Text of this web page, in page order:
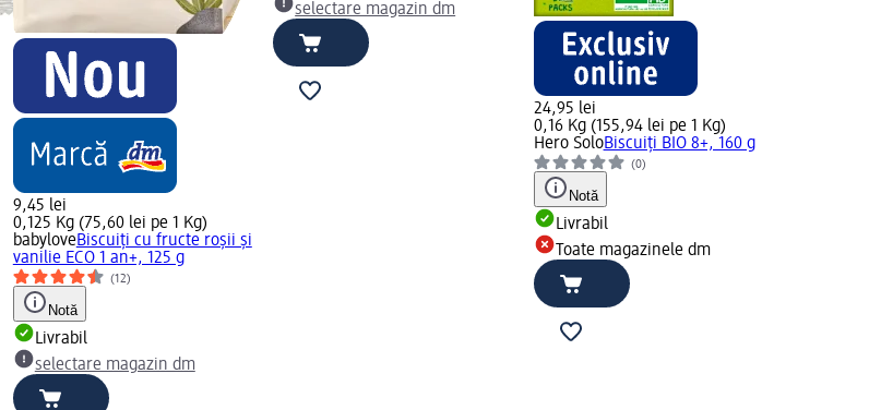
9,45 lei
0,125 Kg (75,60 lei pe 1 Kg)
babyloveBiscuiți cu fructe roșii și
vanilie ECO 1 an+, 125 g
(12)
Notă
Livrabil
selectare magazin dm
selectare magazin dm
24,95 lei
0,16 Kg (155,94 lei pe 1 Kg)
Hero SoloBiscuiți BIO 8+, 160 g
(0)
Notă
Livrabil
Toate magazinele dm